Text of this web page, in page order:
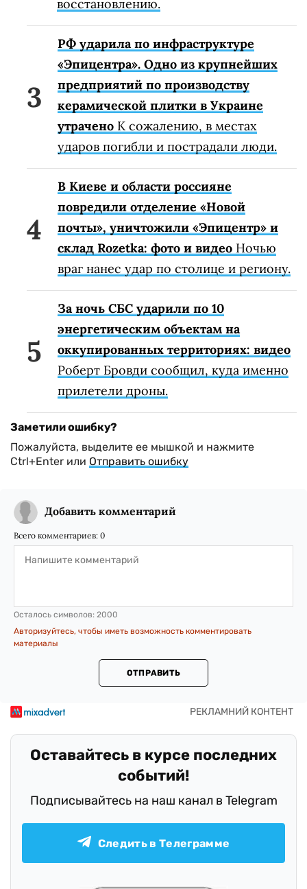
восстановлению.
РФ ударила по инфраструктуре
«Эпицентра». Одно из крупнейших
предприятий по производству
керамической плитки в Украине
утрачено К сожалению, в местах
ударов погибли и пострадали люди.
В Киеве и области россияне
повредили отделение «Новой
почты», уничтожили «Эпицентр» и
склад Rozetka: фото и видео Ночью
враг нанес удар по столице и региону.
За ночь СБС ударили по 10
энергетическим объектам на
оккупированных территориях: видео
Роберт Бровди сообщил, куда именно
прилетели дроны.
Заметили ошибку?
Пожалуйста, выделите ее мышкой и нажмите
Ctrl+Enter или Отправить ошибку
Добавить комментарий
Всего комментариев: 0
Осталось символов: 2000
Авторизуйтесь, чтобы иметь возможность комментировать
материалы
ОТПРАВИТЬ
Оставайтесь в курсе последних
событий!
Подписывайтесь на наш канал в Telegram
Следить в Телеграмме